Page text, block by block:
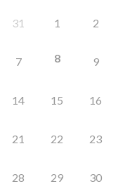
31 1 2
7 8 9
14 15 16
21 22 23
28 29 30